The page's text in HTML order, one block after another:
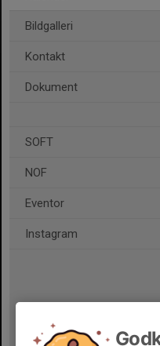
Bildgalleri
Kontakt
Dokument
SOFT
NOF
Eventor
Instagram